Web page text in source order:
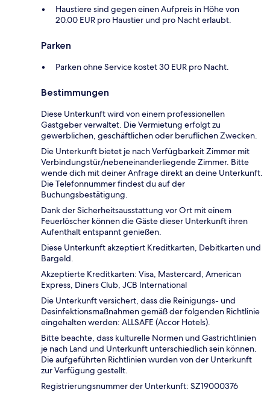
Haustiere sind gegen einen Aufpreis in Höhe von
20.00 EUR pro Haustier und pro Nacht erlaubt.
Parken
Parken ohne Service kostet 30 EUR pro Nacht.
Bestimmungen
Diese Unterkunft wird von einem professionellen
Gastgeber verwaltet. Die Vermietung erfolgt zu
gewerblichen, geschäftlichen oder beruflichen Zwecken.
Die Unterkunft bietet je nach Verfügbarkeit Zimmer mit
Verbindungstür/nebeneinanderliegende Zimmer. Bitte
wende dich mit deiner Anfrage direkt an deine Unterkunft.
Die Telefonnummer findest du auf der
Buchungsbestätigung.
Dank der Sicherheitsausstattung vor Ort mit einem
Feuerlöscher können die Gäste dieser Unterkunft ihren
Aufenthalt entspannt genießen.
Diese Unterkunft akzeptiert Kreditkarten, Debitkarten und
Bargeld.
Akzeptierte Kreditkarten: Visa, Mastercard, American
Express, Diners Club, JCB International
Die Unterkunft versichert, dass die Reinigungs- und
Desinfektionsmaßnahmen gemäß der folgenden Richtlinie
eingehalten werden: ALLSAFE (Accor Hotels).
Bitte beachte, dass kulturelle Normen und Gastrichtlinien
je nach Land und Unterkunft unterschiedlich sein können.
Die aufgeführten Richtlinien wurden von der Unterkunft
zur Verfügung gestellt.
Registrierungsnummer der Unterkunft: SZ19000376